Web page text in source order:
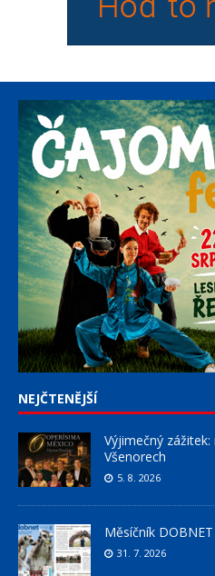
NEJČTENĚJŠÍ
Výjimečný
Všenorech
5. 8. 2026
Měsíčník
31. 7. 2026